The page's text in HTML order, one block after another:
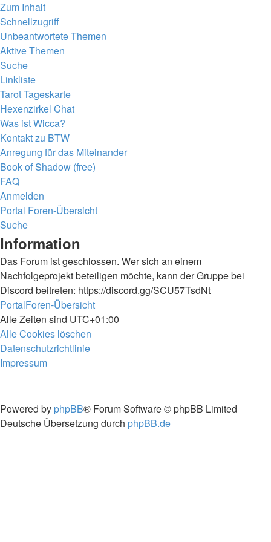
Zum Inhalt
Schnellzugriff
Unbeantwortete Themen
Aktive Themen
Suche
Linkliste
Tarot Tageskarte
Hexenzirkel Chat
Was ist Wicca?
Kontakt zu BTW
Anregung für das Miteinander
Book of Shadow (free)
FAQ
Anmelden
Portal Foren-Übersicht
Suche
Information
Das Forum ist geschlossen. Wer sich an einem
Nachfolgeprojekt beteiligen möchte, kann der Gruppe bei
Discord beitreten: https://discord.gg/SCU57TsdNt
PortalForen-Übersicht
Alle Zeiten sind UTC+01:00
Alle Cookies löschen
Datenschutzrichtlinie
Impressum
Powered by phpBB® Forum Software © phpBB Limited
Deutsche Übersetzung durch phpBB.de